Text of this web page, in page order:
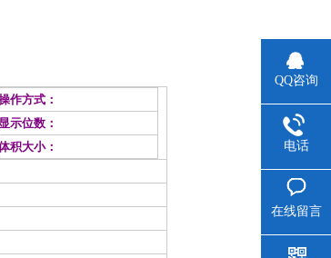
作方式：
示位数：
积大小：
QQ咨询
电话
在线留言